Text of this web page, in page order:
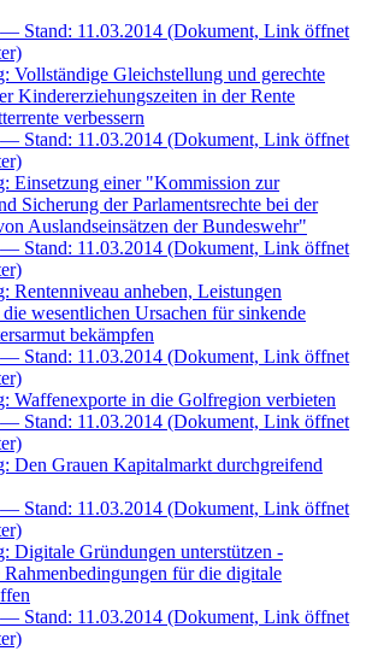
Stand: 11.03.2014 (Dokument, Link öffnet
Vollständige Gleichstellung und gerechte
Kindererziehungszeiten in der Rente
verbessern
Stand: 11.03.2014 (Dokument, Link öffnet
Einsetzung einer "Kommission zur
Sicherung der Parlamentsrechte bei der
Auslandseinsätzen der Bundeswehr"
Stand: 11.03.2014 (Dokument, Link öffnet
Rentenniveau anheben, Leistungen
die wesentlichen Ursachen für sinkende
bekämpfen
Stand: 11.03.2014 (Dokument, Link öffnet
Waffenexporte in die Golfregion verbieten
Stand: 11.03.2014 (Dokument, Link öffnet
Den Grauen Kapitalmarkt durchgreifend
Stand: 11.03.2014 (Dokument, Link öffnet
Digitale Gründungen unterstützen -
für die digitale
Stand: 11.03.2014 (Dokument, Link öffnet